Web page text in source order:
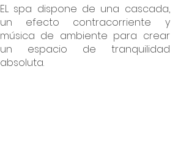
EL spa dispone de una cascada,
un efecto contracorriente y
música de ambiente para crear
un espacio de tranquilidad
absoluta.